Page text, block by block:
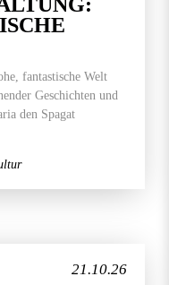
fantastische Welt
Geschichten und
den Spagat
21.10.26